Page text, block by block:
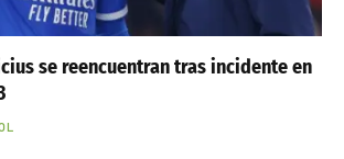
se reencuentran tras incidente en